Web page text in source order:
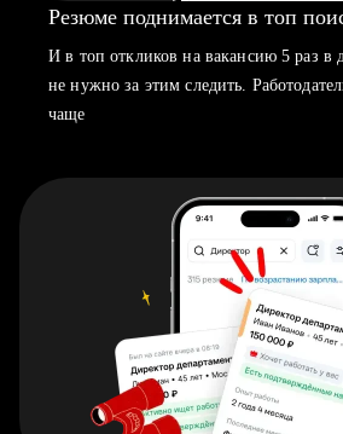
Резюме поднимается в топ
И в топ откликов на вакансию 5 раз в
не нужно за этим следить.
чаще